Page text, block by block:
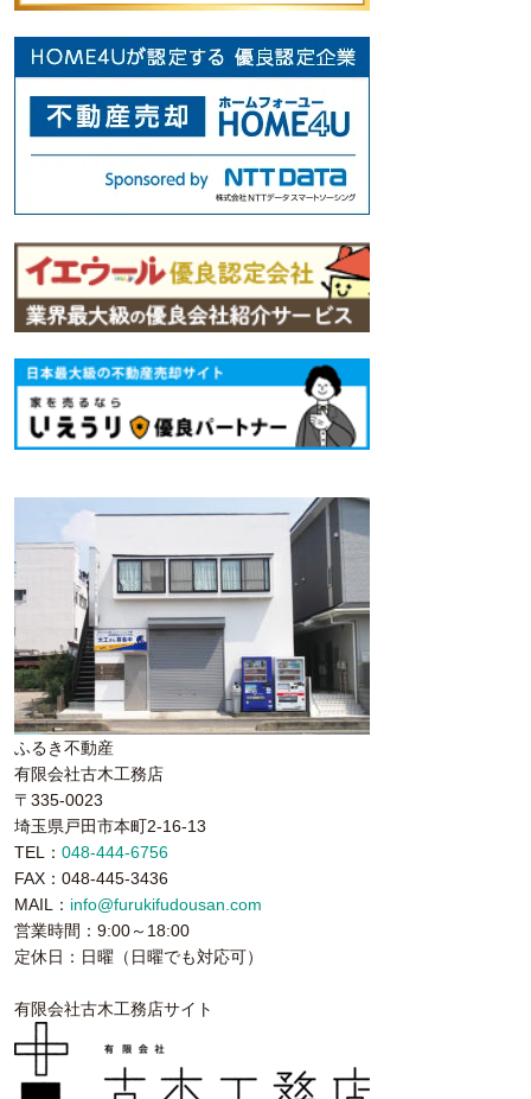
ふるき不動産
有限会社古木工務店
〒335-0023
埼玉県戸田市本町2-16-13
TEL： 048-444-6756
FAX：048-445-3436
MAIL： info@furukifudousan.com
営業時間：9:00～18:00
定休日：日曜（日曜でも対応可）
有限会社古木工務店サイト